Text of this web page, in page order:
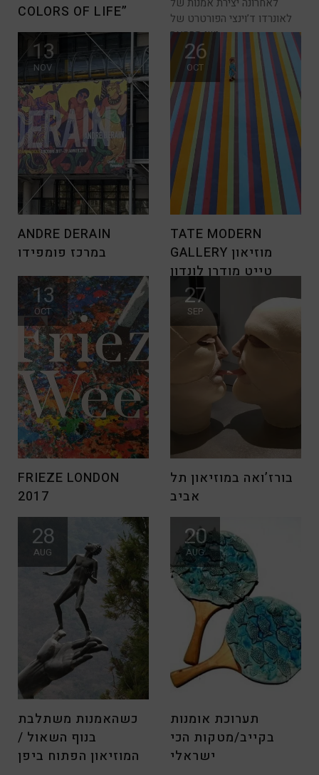
COLORS OF LIFE”
לכל קוראי הארט בלוג שלום !
מרגישה שכל אחד מקוראי
הארט
לאונרדו ד’וינצי הפורטרט של
ישו מהמאה
13
NOV
ANDRE DERAIN
במרכז פומפידו
ביקורים במוזיאונים וגלריות
הפכו עם השנים לחלק
מהתוכנית התיירותית של
26
OCT
TATE MODERN
GALLERY מוזיאון
טייט מודרן לונדון
טייט גלרי – המוזיאון הלאומי
13
OCT
FRIEZE LONDON
2017
כמו בכל שנה יריד האמנות
Frieze התקיים בלונדון בסוף
שבוע
27
SEP
בורז’ואה במוזיאון תל
אביב
קוראים יקרים, סיכמנו שנה
ומתחילים שנה חדשה ! אני
מנסה
28
AUG
כשהאמנות משתלבת
בנוף השאול /
המוזיאון הפתוח ביפן
20
AUG
תערוכת אומנות
בקייב/מטקות הכי
ישראלי